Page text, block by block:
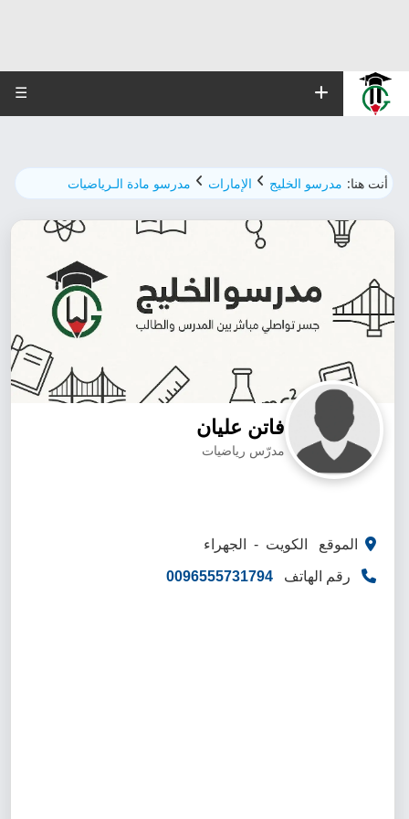
☰
أنت هنا: مدرسو الخليج الإمارات مدرسو مادة الـرياضيات
فاتن عليان
مدرّس رياضيات
الموقع الكويت - الجهراء
رقم الهاتف 0096555731794